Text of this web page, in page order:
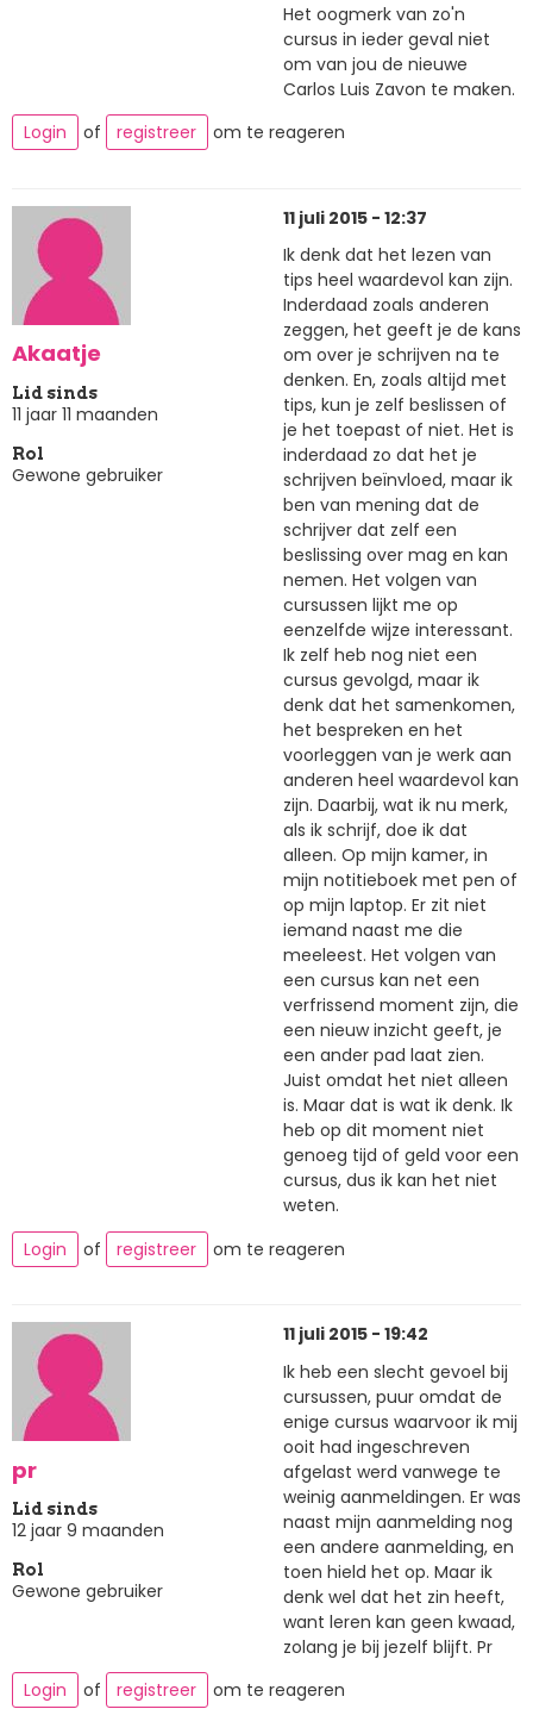
Het oogmerk van zo'n
cursus in ieder geval niet
om van jou de nieuwe
Carlos Luis Zavon te maken.
Login
of registreer om te reageren
Akaatje
Lid sinds
11 jaar 11 maanden
Rol
Gewone gebruiker
11 juli 2015 - 12:37
Ik denk dat het lezen van
tips heel waardevol kan zijn.
Inderdaad zoals anderen
zeggen, het geeft je de kans
om over je schrijven na te
denken. En, zoals altijd met
tips, kun je zelf beslissen of
je het toepast of niet. Het is
inderdaad zo dat het je
schrijven beïnvloed, maar ik
ben van mening dat de
schrijver dat zelf een
beslissing over mag en kan
nemen. Het volgen van
cursussen lijkt me op
eenzelfde wijze interessant.
Ik zelf heb nog niet een
cursus gevolgd, maar ik
denk dat het samenkomen,
het bespreken en het
voorleggen van je werk aan
anderen heel waardevol kan
zijn. Daarbij, wat ik nu merk,
als ik schrijf, doe ik dat
alleen. Op mijn kamer, in
mijn notitieboek met pen of
op mijn laptop. Er zit niet
iemand naast me die
meeleest. Het volgen van
een cursus kan net een
verfrissend moment zijn, die
een nieuw inzicht geeft, je
een ander pad laat zien.
Juist omdat het niet alleen
is. Maar dat is wat ik denk. Ik
heb op dit moment niet
genoeg tijd of geld voor een
cursus, dus ik kan het niet
weten.
Login
of registreer om te reageren
pr
Lid sinds
12 jaar 9 maanden
Rol
Gewone gebruiker
11 juli 2015 - 19:42
Ik heb een slecht gevoel bij
cursussen, puur omdat de
enige cursus waarvoor ik mij
ooit had ingeschreven
afgelast werd vanwege te
weinig aanmeldingen. Er was
naast mijn aanmelding nog
een andere aanmelding, en
toen hield het op. Maar ik
denk wel dat het zin heeft,
want leren kan geen kwaad,
zolang je bij jezelf blijft. Pr
Login
of registreer om te reageren